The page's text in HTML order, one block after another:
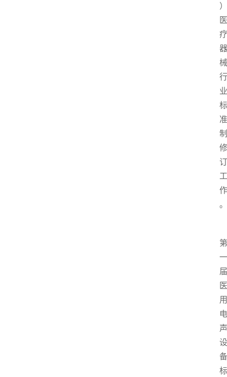
）
医
疗
器
械
行
业
标
准
制
修
订
工
作
。
第
一
届
医
用
电
声
设
备
标